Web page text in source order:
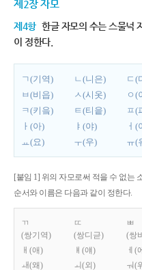
제2장 자모
제4항 한글 자모의 수는 스물넉
이 정한다.
ㄱ(기역) ㄴ(니은) ㄷ(
ㅂ(비읍)
ㅅ(시옷) ㅇ(
ㅋ(키읔)
ㅌ(티읕) ㅍ(
ㅏ(아)
ㅑ(야) ㅓ(
ㅛ(요)
ㅜ(우) ㅠ(
[붙임 1] 위의 자모로써 적을 수 없는
순서와 이름은 다음과 같이 정한다.
ㄲ
(쌍기역)
ㄸ
(쌍디귿)
ㅃ
(쌍
ㅐ(애)
ㅒ(얘) ㅔ(
ㅙ(왜)
ㅚ(외) ㅝ(